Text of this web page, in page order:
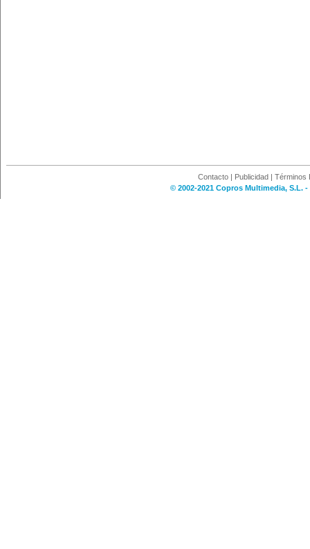
Contacto | Publicidad | Términos
© 2002-2021 Copros Multimedia, S.L.